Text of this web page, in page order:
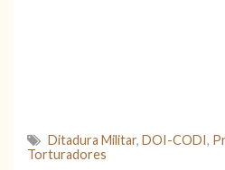
Ditadura Militar, DOI-CODI,
Torturadores